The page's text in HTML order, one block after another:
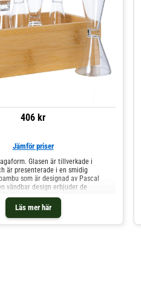
406 kr
Läs mer här
Jämför priser
Glasen är tillverkade i
är presenterade i en smidig
som är designad av Pascal
vändbar design erbjuder de
Formgivning av Pascal Charmolu. Om
Sagaform- Formgivning av Pascal
6-pack.- Gjord av munblåst glas.